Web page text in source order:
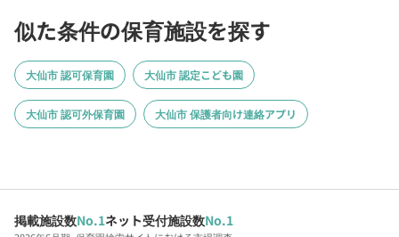
似た条件の保育施設を探す
大仙市 認可保育園 大仙市 認定こども園
大仙市 認可外保育園 大仙市 保護者向け連絡アプリ
掲載施設数No.1ネット受付施設数No.1